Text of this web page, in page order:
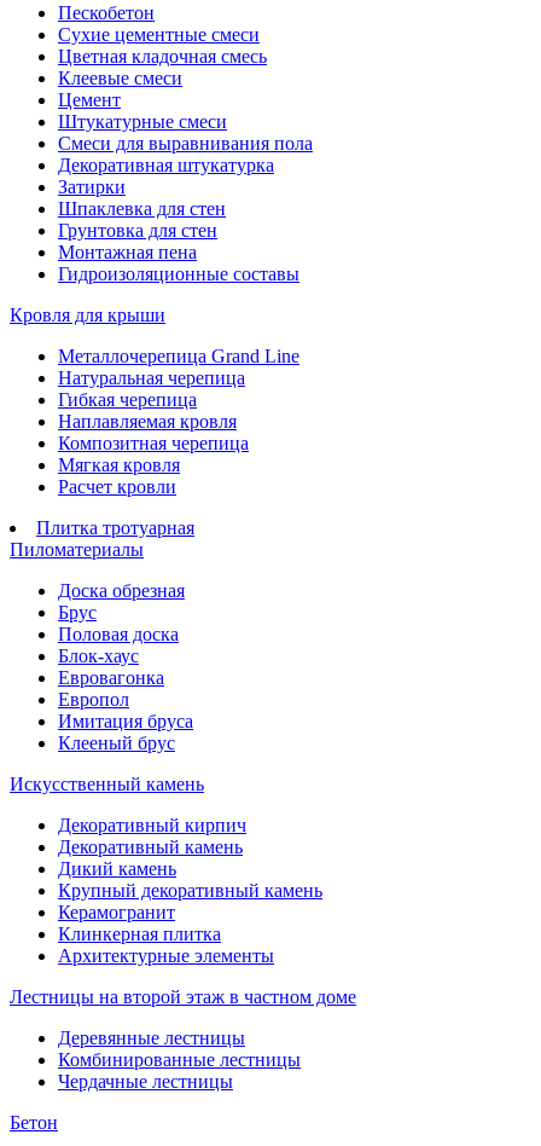
Пескобетон
Сухие цементные смеси
Цветная кладочная смесь
Клеевые смеси
Цемент
Штукатурные смеси
Смеси для выравнивания пола
Декоративная штукатурка
Затирки
Шпаклевка для стен
Грунтовка для стен
Монтажная пена
Гидроизоляционные составы
Кровля для крыши
Металлочерепица Grand Line
Натуральная черепица
Гибкая черепица
Наплавляемая кровля
Композитная черепица
Мягкая кровля
Расчет кровли
Плитка тротуарная
Пиломатериалы
Доска обрезная
Брус
Половая доска
Блок-хаус
Евровагонка
Европол
Имитация бруса
Клееный брус
Искусственный камень
Декоративный кирпич
Декоративный камень
Дикий камень
Крупный декоративный камень
Керамогранит
Клинкерная плитка
Архитектурные элементы
Лестницы на второй этаж в частном доме
Деревянные лестницы
Комбинированные лестницы
Чердачные лестницы
Бетон